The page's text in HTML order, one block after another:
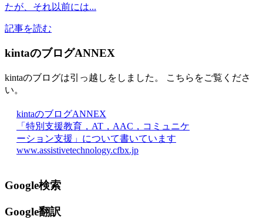
たが、それ以前には...
記事を読む
kintaのブログANNEX
kintaのブログは引っ越しをしました。 こちらをご覧くださ
い。
kintaのブログANNEX
「特別支援教育，AT，AAC，コミュニケ
ーション支援」について書いています
www.assistivetechnology.cfbx.jp
Google検索
Google翻訳